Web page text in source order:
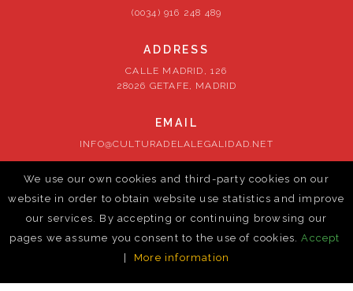
(0034) 916 248 489
ADDRESS
CALLE MADRID, 126
28026 GETAFE, MADRID
EMAIL
INFO@CULTURADELALEGALIDAD.NET
FOLLOW US
We use our own cookies and third-party cookies on our
website in order to obtain website use statistics and improve
our services. By accepting or continuing browsing our
pages we assume you consent to the use of cookies. Accept
More information